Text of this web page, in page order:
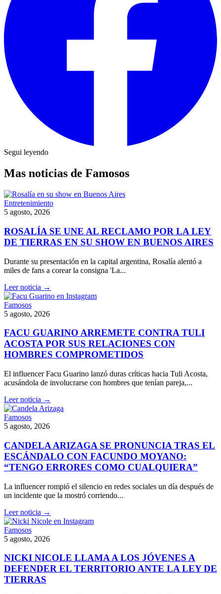
Segui leyendo
Mas noticias de Famosos
Entretenimiento
5 agosto, 2026
ROSALÍA SE UNE AL RECLAMO POR LA LEY
DE TIERRAS EN SU SHOW EN BUENOS AIRES
Durante su presentación en la capital argentina, Rosalía alentó a
miles de fans a corear la consigna 'La...
Leer noticia →
Famosos
5 agosto, 2026
FACU GUARINO ARREMETE CONTRA TULI
ACOSTA POR SUS RELACIONES CON
HOMBRES COMPROMETIDOS
El influencer Facu Guarino lanzó duras críticas hacia Tuli Acosta,
acusándola de involucrarse con hombres que tenían pareja,...
Leer noticia →
Famosos
5 agosto, 2026
CANDELA ARIZAGA SE PRONUNCIA TRAS EL
ESCÁNDALO CON FACUNDO MOYANO:
“TENGO ERRORES COMO CUALQUIERA”
La influencer rompió el silencio en redes sociales un día después de
un incidente que la mostró corriendo...
Leer noticia →
Famosos
5 agosto, 2026
NICKI NICOLE LLAMA A LOS JÓVENES A
DEFENDER EL TERRITORIO ANTE LA LEY DE
TIERRAS